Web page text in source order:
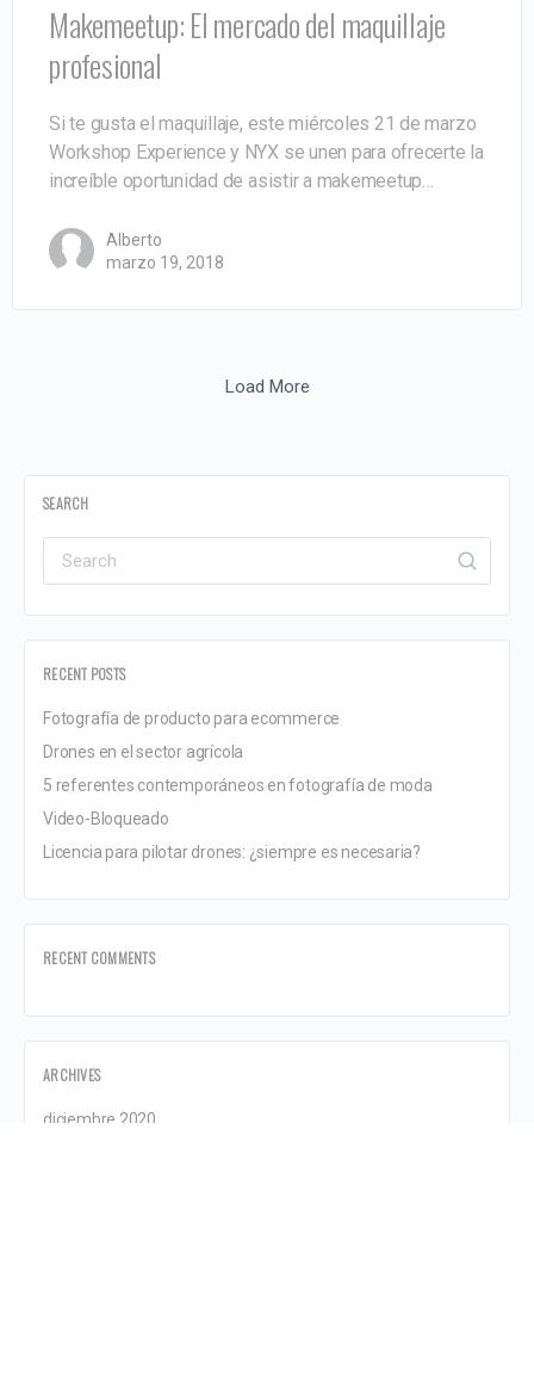
Makemeetup: El mercado del maquillaje
profesional
Si te gusta el maquillaje, este miércoles 21 de marzo
Workshop Experience y NYX se unen para ofrecerte la
increíble oportunidad de asistir a makemeetup…
Alberto
marzo 19, 2018
Load More
SEARCH
RECENT POSTS
Fotografía de producto para ecommerce
Drones en el sector agrícola
5 referentes contemporáneos en fotografía de moda
Video-Bloqueado
Licencia para pilotar drones: ¿siempre es necesaria?
RECENT COMMENTS
ARCHIVES
diciembre 2020